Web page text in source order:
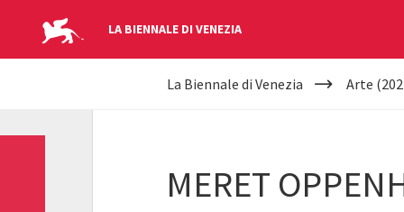
LA BIENNALE DI VENEZIA
YOUR
La Biennale di Venezia Arte
MERET